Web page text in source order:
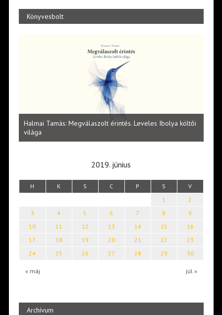
Könyvesbolt
Halmai Tamás: Megválaszolt érintés. Leveles Ibolya költői
világa
2019. június
H K S C P S V
« máj júl »
1
2
3
4 5 6 7 8
9
10
11 12 13 14 15
16
17
18 19 20 21 22
23
24
25 26 27 28 29 30
Archívum